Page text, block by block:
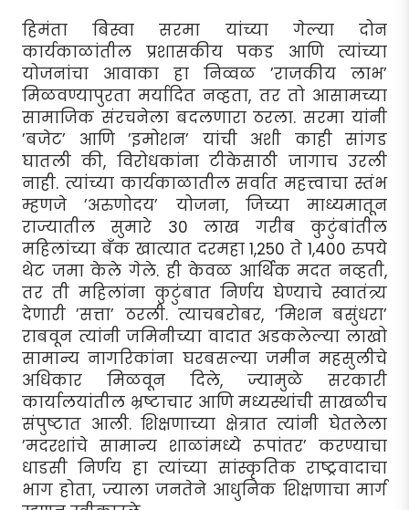
हिमंता बिस्वा सरमा यांच्या गेल्या दोन
कार्यकाळांतील प्रशासकीय पकड आणि त्यांच्या
योजनांचा आवाका हा निव्वळ ’राजकीय लाभ’
मिळवण्यापुरता मर्यादित नव्हता, तर तो आसामच्या
सामाजिक संरचनेला बदलणारा ठरला. सरमा यांनी
’बजेट’ आणि ’इमोशन’ यांची अशी काही सांगड
घातली की, विरोधकांना टीकेसाठी जागाच उरली
नाही. त्यांच्या कार्यकाळातील सर्वात महत्त्वाचा स्तंभ
म्हणजे ’अरुणोदय’ योजना, जिच्या माध्यमातून
राज्यातील सुमारे 30 लाख गरीब कुटुंबांतील
महिलांच्या बँक खात्यात दरमहा 1,250 ते 1,400 रुपये
थेट जमा केले गेले. ही केवळ आर्थिक मदत नव्हती,
तर ती महिलांना कुटुंबात निर्णय घेण्याचे स्वातंत्र्य
देणारी ’सत्ता’ ठरली. त्याचबरोबर, ’मिशन बसुंधरा’
राबवून त्यांनी जमिनीच्या वादात अडकलेल्या लाखो
सामान्य नागरिकांना घरबसल्या जमीन महसुलीचे
अधिकार मिळवून दिले, ज्यामुळे सरकारी
कार्यालयांतील भ्रष्टाचार आणि मध्यस्थांची साखळीच
संपुष्टात आली. शिक्षणाच्या क्षेत्रात त्यांनी घेतलेला
’मदरशांचे सामान्य शाळांमध्ये रूपांतर’ करण्याचा
धाडसी निर्णय हा त्यांच्या सांस्कृतिक राष्ट्रवादाचा
भाग होता, ज्याला जनतेने आधुनिक शिक्षणाचा मार्ग